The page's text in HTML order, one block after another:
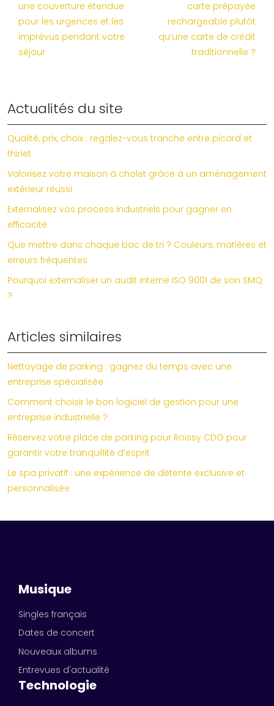
une couverture étendue
pour les urgences et les
imprévus pendant votre
séjour
carte prépayée
rechargeable plutôt
qu’une carte de crédit
traditionnelle ?
Actualités du site
Qualité, prix, choix : regalez-vous tranche entre picard et
thiriet
Valorisez votre maison à cholet grâce à un aménagement
extérieur réussi
Externalisez vos process industriels pour gagner en
efficacité
Que mettre dans chaque bac de tri ? Couleurs, matières et
erreurs fréquentes
Pourquoi externaliser un audit interne ISO 9001 de son SMQ
?
Articles similaires
Nettoyage de parking : gagnez du temps avec une
entreprise spécialisée
Comment choisir le bon logiciel de gestion pour une
entreprise industrielle ?
Réservez votre place de parking pour Roissy CDG pour
garantir votre tranquillité d’esprit
Le spa privatif : une expérience de détente exclusive et
personnalisée
Musique
Singles français
Dates de concert
Nouveaux albums
Entrevues d'actualité
Technologie